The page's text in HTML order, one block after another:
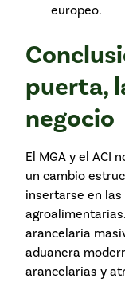
europeo.
puerta,
negocio
El MGA y el ACI
un cambio
insertarse en
arancelaria
aduanera
arancelarias y